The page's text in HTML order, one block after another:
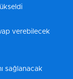
verebilecek
sağlanacak